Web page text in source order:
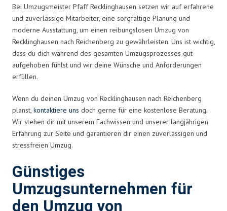
Bei Umzugsmeister Pfaff Recklinghausen setzen wir auf erfahrene
und zuverlässige Mitarbeiter, eine sorgfältige Planung und
moderne Ausstattung, um einen reibungslosen Umzug von
Recklinghausen nach Reichenberg zu gewährleisten. Uns ist wichtig,
dass du dich während des gesamten Umzugsprozesses gut
aufgehoben fühlst und wir deine Wünsche und Anforderungen
erfüllen.
Wenn du deinen Umzug von Recklinghausen nach Reichenberg
planst, kontaktiere uns doch gerne für eine kostenlose Beratung.
Wir stehen dir mit unserem Fachwissen und unserer langjährigen
Erfahrung zur Seite und garantieren dir einen zuverlässigen und
stressfreien Umzug.
Günstiges
Umzugsunternehmen für